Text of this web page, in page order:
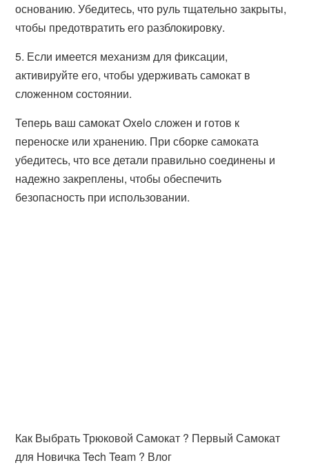
основанию. Убедитесь, что руль тщательно закрыты,
чтобы предотвратить его разблокировку.
5. Если имеется механизм для фиксации,
активируйте его, чтобы удерживать самокат в
сложенном состоянии.
Теперь ваш самокат Oxelo сложен и готов к
переноске или хранению. При сборке самоката
убедитесь, что все детали правильно соединены и
надежно закреплены, чтобы обеспечить
безопасность при использовании.
Как Выбрать Трюковой Самокат ? Первый Самокат
для Новичка Tech Team ? Влог